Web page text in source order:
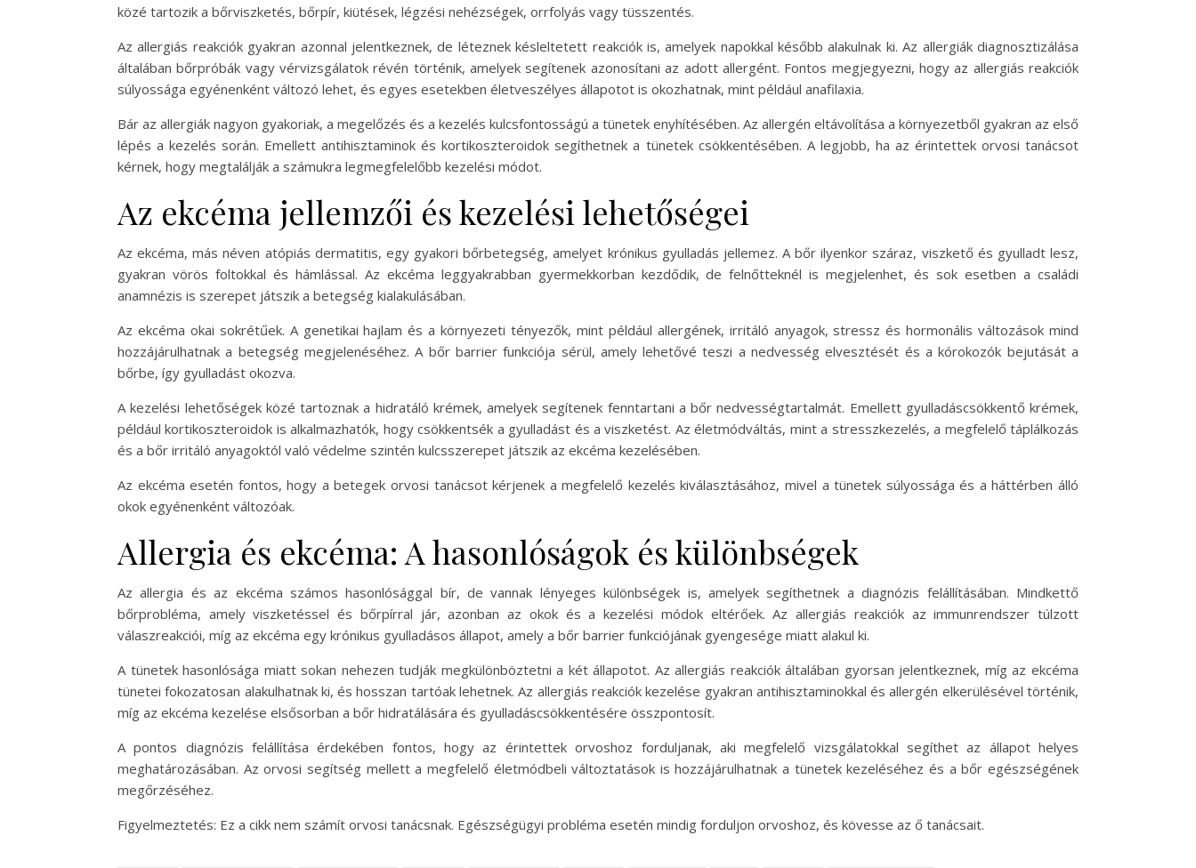
közé tartozik a bőrviszketés, bőrpír, kiütések, légzési nehézségek, orrfolyás vagy tüsszentés.
Az allergiás reakciók gyakran azonnal jelentkeznek, de léteznek késleltetett reakciók is, amelyek napokkal később alakulnak ki. Az allergiák diagnosztizálása
általában bőrpróbák vagy vérvizsgálatok révén történik, amelyek segítenek azonosítani az adott allergént. Fontos megjegyezni, hogy az allergiás reakciók
súlyossága egyénenként változó lehet, és egyes esetekben életveszélyes állapotot is okozhatnak, mint például anafilaxia.
Bár az allergiák nagyon gyakoriak, a megelőzés és a kezelés kulcsfontosságú a tünetek enyhítésében. Az allergén eltávolítása a környezetből gyakran az első
lépés a kezelés során. Emellett antihisztaminok és kortikoszteroidok segíthetnek a tünetek csökkentésében. A legjobb, ha az érintettek orvosi tanácsot
kérnek, hogy megtalálják a számukra legmegfelelőbb kezelési módot.
Az ekcéma jellemzői és kezelési lehetőségei
Az ekcéma, más néven atópiás dermatitis, egy gyakori bőrbetegség, amelyet krónikus gyulladás jellemez. A bőr ilyenkor száraz, viszkető és gyulladt lesz,
gyakran vörös foltokkal és hámlással. Az ekcéma leggyakrabban gyermekkorban kezdődik, de felnőtteknél is megjelenhet, és sok esetben a családi
anamnézis is szerepet játszik a betegség kialakulásában.
Az ekcéma okai sokrétűek. A genetikai hajlam és a környezeti tényezők, mint például allergének, irritáló anyagok, stressz és hormonális változások mind
hozzájárulhatnak a betegség megjelenéséhez. A bőr barrier funkciója sérül, amely lehetővé teszi a nedvesség elvesztését és a kórokozók bejutását a
bőrbe, így gyulladást okozva.
A kezelési lehetőségek közé tartoznak a hidratáló krémek, amelyek segítenek fenntartani a bőr nedvességtartalmát. Emellett gyulladáscsökkentő krémek,
például kortikoszteroidok is alkalmazhatók, hogy csökkentsék a gyulladást és a viszketést. Az életmódváltás, mint a stresszkezelés, a megfelelő táplálkozás
és a bőr irritáló anyagoktól való védelme szintén kulcsszerepet játszik az ekcéma kezelésében.
Az ekcéma esetén fontos, hogy a betegek orvosi tanácsot kérjenek a megfelelő kezelés kiválasztásához, mivel a tünetek súlyossága és a háttérben álló
okok egyénenként változóak.
Allergia és ekcéma: A hasonlóságok és különbségek
Az allergia és az ekcéma számos hasonlósággal bír, de vannak lényeges különbségek is, amelyek segíthetnek a diagnózis felállításában. Mindkettő
bőrprobléma, amely viszketéssel és bőrpírral jár, azonban az okok és a kezelési módok eltérőek. Az allergiás reakciók az immunrendszer túlzott
válaszreakciói, míg az ekcéma egy krónikus gyulladásos állapot, amely a bőr barrier funkciójának gyengesége miatt alakul ki.
A tünetek hasonlósága miatt sokan nehezen tudják megkülönböztetni a két állapotot. Az allergiás reakciók általában gyorsan jelentkeznek, míg az ekcéma
tünetei fokozatosan alakulhatnak ki, és hosszan tartóak lehetnek. Az allergiás reakciók kezelése gyakran antihisztaminokkal és allergén elkerülésével történik,
míg az ekcéma kezelése elsősorban a bőr hidratálására és gyulladáscsökkentésére összpontosít.
A pontos diagnózis felállítása érdekében fontos, hogy az érintettek orvoshoz forduljanak, aki megfelelő vizsgálatokkal segíthet az állapot helyes
meghatározásában. Az orvosi segítség mellett a megfelelő életmódbeli változtatások is hozzájárulhatnak a tünetek kezeléséhez és a bőr egészségének
megőrzéséhez.
Figyelmeztetés: Ez a cikk nem számít orvosi tanácsnak. Egészségügyi probléma esetén mindig forduljon orvoshoz, és kövesse az ő tanácsait.